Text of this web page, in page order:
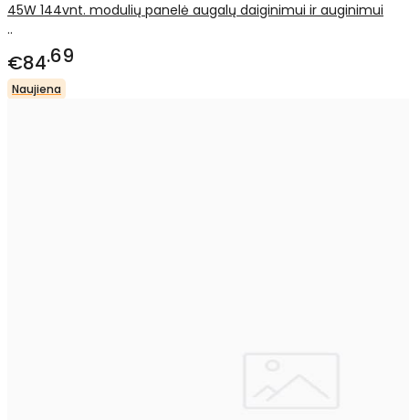
45W 144vnt. modulių panelė augalų daiginimui ir auginimui
..
€84 69
Naujiena